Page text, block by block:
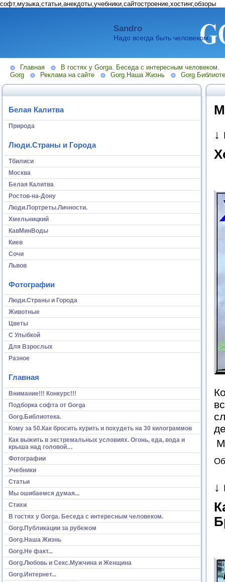
софт,музыка,статьи,анекдоты,учебники,сайтостроение,хостинг,обзоры
Sandro
Надо всегда быть человеком.
Главная
В гостях у Gorga. Беседа с интересным человеком.
Gorg
Реклама на сайте Gorg.Наша Жизнь
Белая Калитва
Природа
Люди.Страны и Города
Тбилиси
Москва
Белая Калитва
Ростов-на-Дону
Люди.Портреты.Личности.
Хмельницкий
КавМинВоды
Киев
Сочи
Львов
Фотографии
Люди.Страны и Города
Животные
Цветы
С Улыбкой
Для Взрослых
Разное
Главная
Внимание!!! Конкурс!!!
Подборка софта от Gorga
Gorg.Библиотека.
Кому за 50.Как бросить курить и похудеть на 30 килограммов
Как выжить в экстремальных условиях. Огонь, еда, вода и
крыша над головой…
Фотографии
Учебники
Статьи
Мы ошибаемся думая...
Стихи
В гостях у Gorga. Беседа с интересным человеком.
Gorg.Публикации за рубежом
Gorg.Наша Жизнь
Gorg.Не факт...
Gorg.Любовь и Секс.Мужчина и Женщина
Gorg.Интернет...